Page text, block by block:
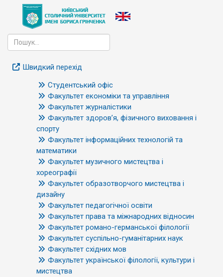
Швидкий перехід
Студентський офіс
Факультет економіки та управління
Факультет журналістики
Факультет здоров’я, фізичного виховання і
спорту
Факультет інформаційних технологій та
математики
Факультет музичного мистецтва і
хореографії
Факультет образотворчого мистецтва і
дизайну
Факультет педагогічної освіти
Факультет права та міжнародних відносин
Факультет романо-германської філології
Факультет суспільно-гуманітарних наук
Факультет східних мов
Факультет української філології, культури і
мистецтва